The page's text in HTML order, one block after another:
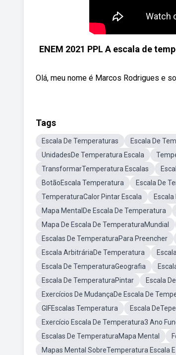
ENEM 2021 PPL A escala de
Olá, meu nome é Marcos Rodrigues e
Tags
Escala De Temperaturas Escala De
UnidadesDe Temperatura Escala
TransformarTemperatura Escalas
BotãoEscala Temperatura
Escala De
TemperaturaCalor Pintar Escala
Mapa MentalDe Escala De Temperatura
Mapa De Escala De TemperaturaMundial
Escalas De TemperaturaPara Preencher
Escala ArbitráriaDe Temperatura
Escala De TemperaturaGeografia
Escala De TemperaturaPintar
Escala
Exercícios De MudançaDe Escala De
GIFEscalas Temperatura
Escala
Exercício Escala De Temperatura3 Ano
Escalas De TemperaturaMapa Mental
Mapas Mental SobreTemperatura Escala